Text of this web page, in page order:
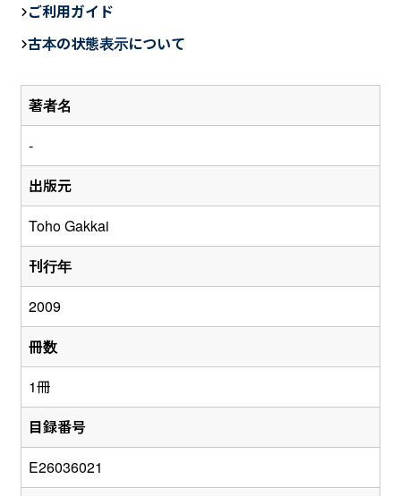
著者名
-
出版元
Toho Gakkai
刊行年
2009
冊数
1冊
目録番号
E26036021
e
b
o
o
ご利用ガイド
古本の状態表示について